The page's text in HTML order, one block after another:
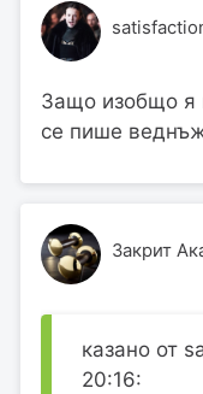
Защо изобщо я
се пише
Закрит
казано от
20:16: